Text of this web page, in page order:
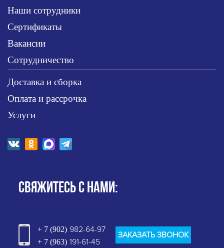
Наши сотрудники
Сертификаты
Вакансии
Сотрудничество
Доставка и сборка
Оплата и рассрочка
Услуги
СВЯЖИТЕСЬ С НАМИ:
+ 7 (902) 982-64-97
+ 7 (963) 191-61-45
ЗАКАЗАТЬ ЗВОНОК